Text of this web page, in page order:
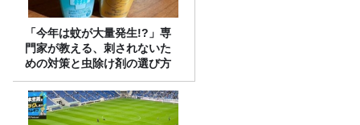
「今年は蚊が大量発生!?」専
門家が教える、刺されないた
めの対策と虫除け剤の選び方